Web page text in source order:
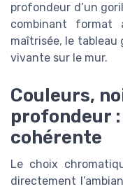
profondeur d’un
combinant format
maîtrisée, le tableau
vivante sur le mur.
Couleurs,
profondeur
cohérente
Le choix
directement